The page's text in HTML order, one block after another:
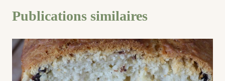
Publications similaires